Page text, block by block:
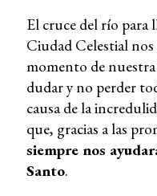
El cruce del río para
Ciudad Celestial
momento de
dudar y no perder
causa de la
que, gracias a las
siempre nos
Santo.